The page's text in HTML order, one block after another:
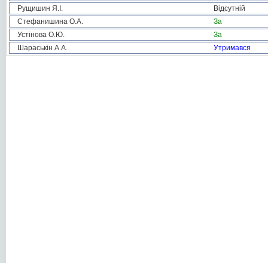
Рущишин Я.І.
Відсутній
Стефанишина О.А.
За
Устінова О.Ю.
За
Шараськін А.А.
Утримався